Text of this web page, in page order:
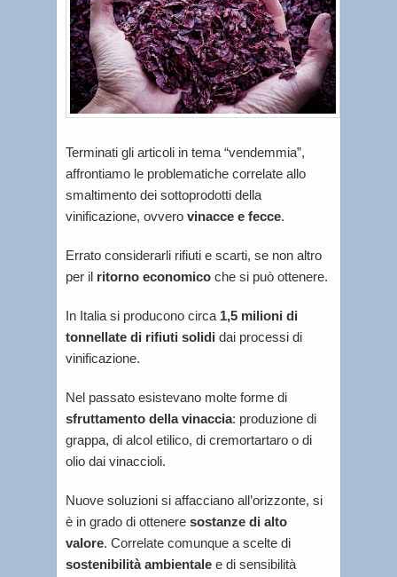
Terminati gli articoli in tema “vendemmia”,
affrontiamo le problematiche correlate allo
smaltimento dei sottoprodotti della
vinificazione, ovvero vinacce e fecce.
Errato considerarli rifiuti e scarti, se non altro
per il ritorno economico che si può ottenere.
In Italia si producono circa 1,5 milioni di
tonnellate di rifiuti solidi dai processi di
vinificazione.
Nel passato esistevano molte forme di
sfruttamento della vinaccia: produzione di
grappa, di alcol etilico, di cremortartaro o di
olio dai vinaccioli.
Nuove soluzioni si affacciano all’orizzonte, si
è in grado di ottenere sostanze di alto
valore. Correlate comunque a scelte di
sostenibilità ambientale e di sensibilità